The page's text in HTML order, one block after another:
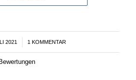
2021 1 KOMMENTAR